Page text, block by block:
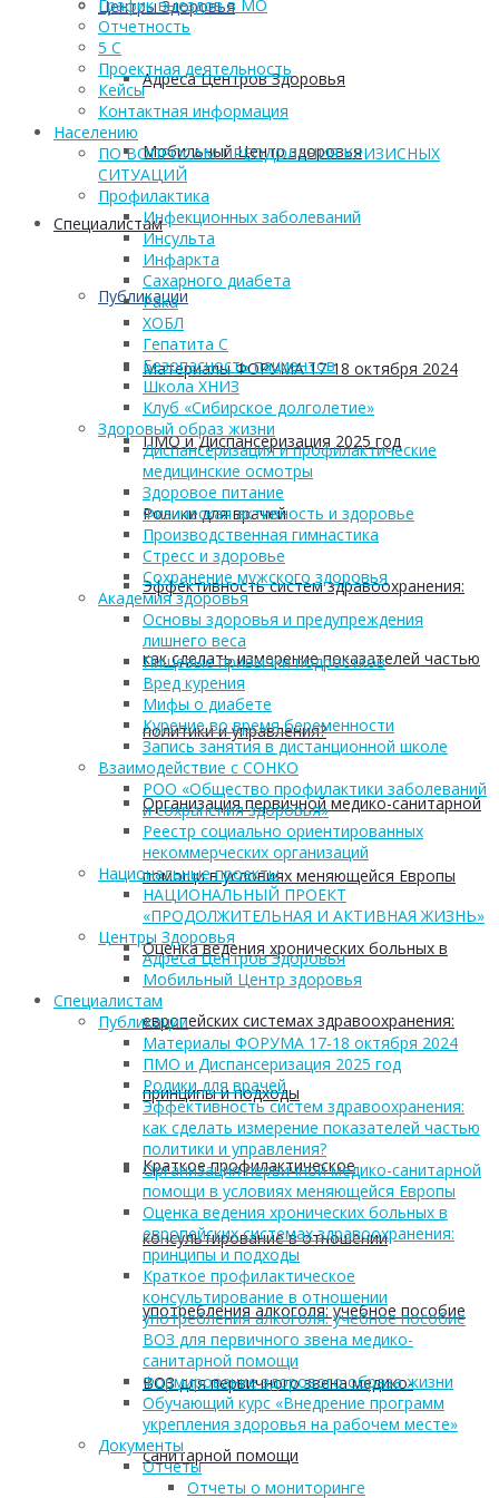
Центры Здоровья
Адреса Центров Здоровья
Мобильный Центр здоровья
Cпециалистам
Публикации
Материалы ФОРУМА 17-18 октября 2024
ПМО и Диспансеризация 2025 год
Ролики для врачей
Эффективность систем здравоохранения:
как сделать измерение показателей частью
политики и управления?
Организация первичной медико-санитарной
помощи в условиях меняющейся Европы
Оценка ведения хронических больных в
европейских системах здравоохранения:
принципы и подходы
Краткое профилактическое
консультирование в отношении
употребления алкоголя: учебное пособие
ВОЗ для первичного звена медико-
санитарной помощи
График выездов в МО
Отчетность
5 С
Проектная деятельность
Кейсы
Контактная информация
Населению
ПО ВОПРОСАМ ПРЕОДОЛЕНИЯ КРИЗИСНЫХ
СИТУАЦИЙ
Профилактика
Инфекционных заболеваний
Инсульта
Инфаркта
Сахарного диабета
Рака
ХОБЛ
Гепатита С
Безопасность пациентов
Школа ХНИЗ
Клуб «Сибирское долголетие»
Здоровый образ жизни
Диспансеризация и профилактические
медицинские осмотры
Здоровое питание
Физическая активность и здоровье
Производственная гимнастика
Стресс и здоровье
Сохранение мужского здоровья
Академия здоровья
Основы здоровья и предупреждения
лишнего веса
Пищевые привычки подростков
Вред курения
Мифы о диабете
Курение во время беременности
Запись занятия в дистанционной школе
Взаимодействие с СОНКО
РОО «Общество профилактики заболеваний
и сохранения здоровья»
Реестр социально ориентированных
некоммерческих организаций
Национальные проекты
НАЦИОНАЛЬНЫЙ ПРОЕКТ
«ПРОДОЛЖИТЕЛЬНАЯ И АКТИВНАЯ ЖИЗНЬ»
Центры Здоровья
Адреса Центров Здоровья
Мобильный Центр здоровья
Cпециалистам
Публикации
Материалы ФОРУМА 17-18 октября 2024
ПМО и Диспансеризация 2025 год
Ролики для врачей
Эффективность систем здравоохранения:
как сделать измерение показателей частью
политики и управления?
Организация первичной медико-санитарной
помощи в условиях меняющейся Европы
Оценка ведения хронических больных в
европейских системах здравоохранения:
принципы и подходы
Краткое профилактическое
консультирование в отношении
употребления алкоголя: учебное пособие
ВОЗ для первичного звена медико-
санитарной помощи
Формирование здорового образа жизни
Обучающий курс «Внедрение программ
укрепления здоровья на рабочем месте»
Документы
Отчеты
Отчеты о мониторинге